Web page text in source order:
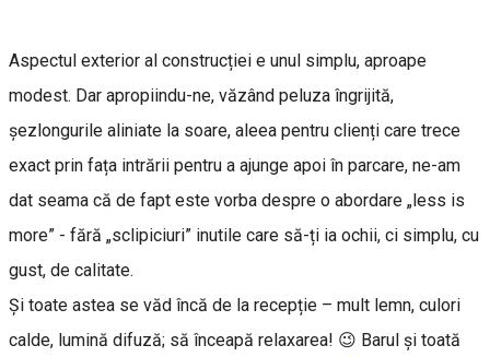
Aspectul exterior al construcției e unul simplu, aproape
modest. Dar apropiindu-ne, văzând peluza îngrijită,
șezlongurile aliniate la soare, aleea pentru clienți care trece
exact prin fața intrării pentru a ajunge apoi în parcare, ne-am
dat seama că de fapt este vorba despre o abordare „less is
more” - fără „sclipiciuri” inutile care să-ți ia ochii, ci simplu, cu
gust, de calitate.
Și toate astea se văd încă de la recepție – mult lemn, culori
calde, lumină difuză; să înceapă relaxarea! 😉 Barul și toată